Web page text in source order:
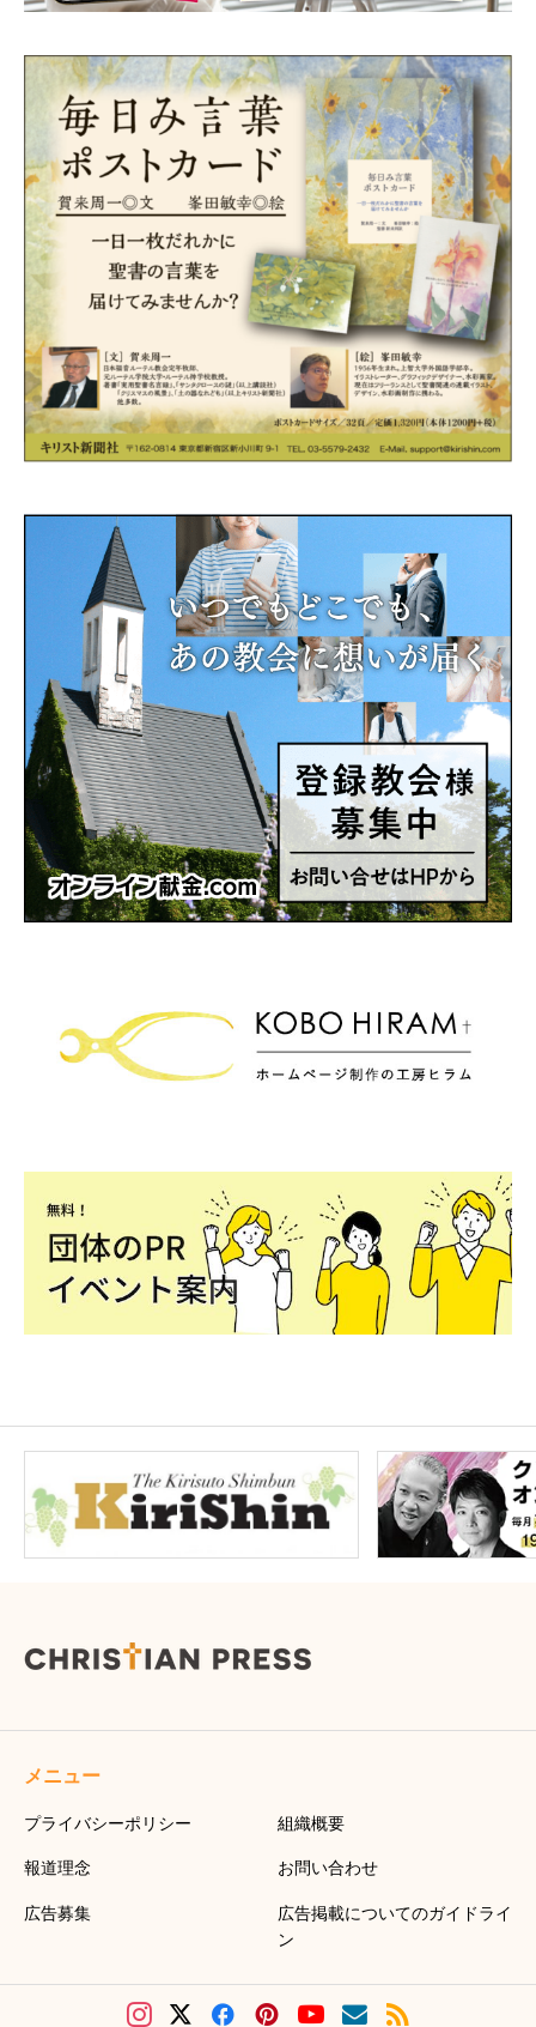
メニュー
プライバシーポリシー 組織概要
報道理念 お問い合わせ
広告募集
広告掲載についてのガイドライ
ン